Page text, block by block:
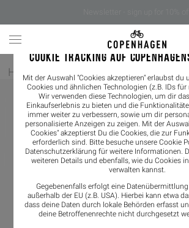
COOKIE TRACKING AUF
Mit der Auswahl "Cookies akzeptieren" erlaubst du
Cookies und ähnlichen Technologien (z.B. IDs
Wir verwenden diese Technologien, um dir
Einkaufserlebnis zu bieten und die
immer weiter zu verbessern, sowie um dir
personalisierte Anzeigen zu zeigen. Mit der
Cookies" akzeptierst Du die Cookies, die zur
erforderlich sind. Bitte besuche unsere Cookie
Datenschutzerklärung für weitere Informationen.
weiteren Details und ebenfalls, wie du Cookies
verwalten kannst.
Gegebenenfalls erfolgt eine
außerhalb der EU (z.B. USA). Hierbei kann etwa
dass deine Daten durch lokale Behörden erfasst
deine Betroffenenrechte nicht durchgesetzt
Home / Damen/ Sneaker Sneaker